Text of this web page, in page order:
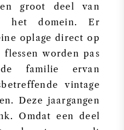
groot deel van
het domein. Er
oplage direct op
worden pas
de familie ervan
vintage
Deze jaargangen
Omdat een deel